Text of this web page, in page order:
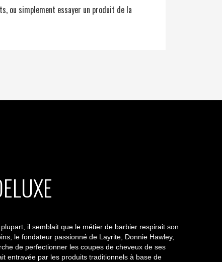
ou simplement essayer un produit de la
il semblait que le métier de barbier respirait son
le fondateur passionné de Layrite, Donnie Hawley,
de perfectionner les coupes de cheveux de ses
entravée par les produits traditionnels à base de